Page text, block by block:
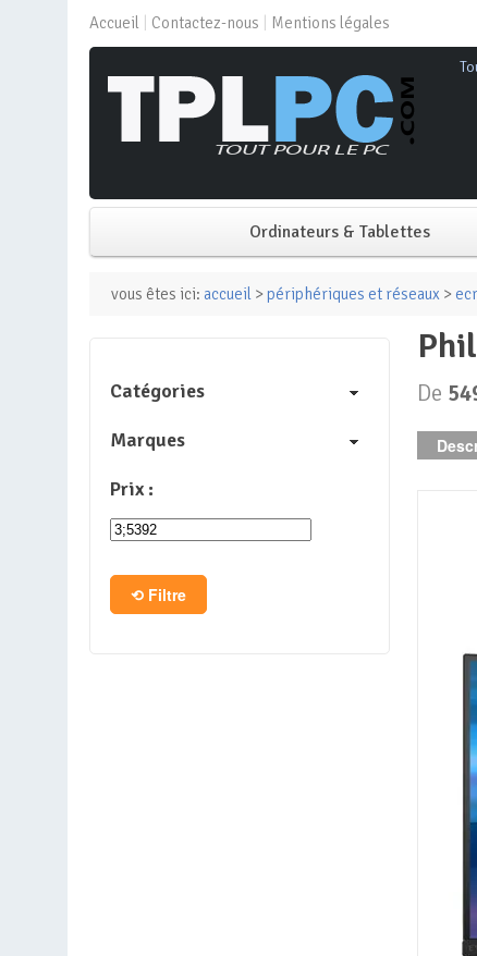
Accueil Contactez-nous Mentions légales
Ordinateurs & Tablettes
PC de bureau
Mini PC
PC Tout-en-un
Tablettes
vous êtes ici: accueil > périphériques et réseaux >
De
Catégories
Marques
Prix :
Filtre